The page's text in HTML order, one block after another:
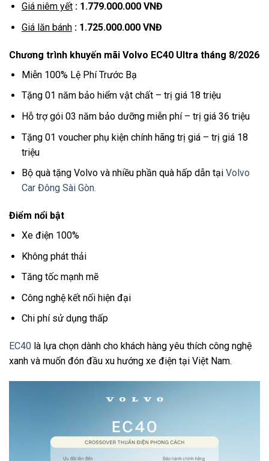
Giá niêm yết: 1.779.000.000 VNĐ
Giá lăn bánh: 1.725.000.000 VNĐ
Chương trình khuyến mãi Volvo EC40 Ultra tháng 8/2026
Miễn 100% Lệ Phí Trước Bạ
Tặng 01 năm bảo hiểm vật chất – trị giá 18 triệu
Hỗ trợ gói 03 năm bảo dưỡng miễn phí – trị giá 36 triệu
Tặng 01 voucher phụ kiện chính hãng trị giá – trị giá 18
triệu
Bộ quà tặng Volvo và nhiều phần quà hấp dẫn tại Volvo
Car Đông Sài Gòn.
Điểm nổi bật
Xe điện 100%
Không phát thải
Tăng tốc mạnh mẽ
Công nghệ kết nối hiện đại
Chi phí sử dụng thấp
EC40 là lựa chọn dành cho khách hàng yêu thích công nghệ
xanh và muốn đón đầu xu hướng xe điện tại Việt Nam.